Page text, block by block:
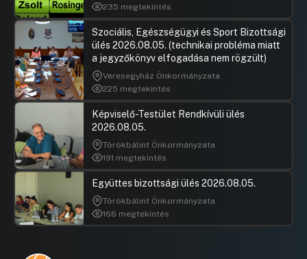
235 megtekintés
Szociális, Egészségügyi és Sport Bizottsági
ülés 2026.08.05. (technikai probléma miatt
a jegyzőkönyv elfogadása nem rögzült)
Veresegyház Önkormányzata
225 megtekintés
Képviselő-Testület Rendkívüli ülés
2026.08.05.
Törökbálint Önkormányzata
191 megtekintés
Együttes bizottsági ülés 2026.08.05.
Törökbálint Önkormányzata
166 megtekintés